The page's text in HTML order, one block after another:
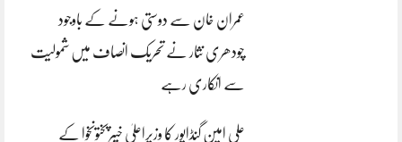
عمران خان سے دوستی ہونے کے باوجود
چودھری نثار نے تحریک انصاف میں شمولیت
سے انکاری رہے
علی امین گنڈاپور کا وزیراعلیٰ خیبرپختونخوا کے